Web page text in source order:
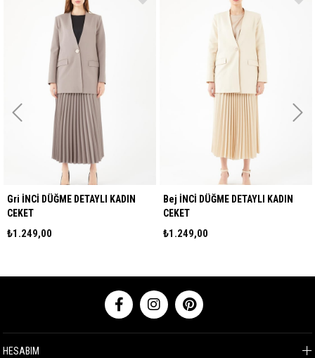
İNCİ DÜĞME DETAYLI KADIN
Bej İNCİ DÜĞME DETAYLI KADIN
CEKET
₺1.249,00
HESABIM